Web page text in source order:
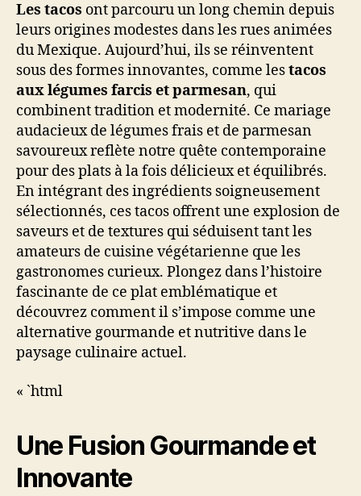
Les tacos ont parcouru un long chemin depuis
leurs origines modestes dans les rues animées
du Mexique. Aujourd’hui, ils se réinventent
sous des formes innovantes, comme lestacos
aux légumes farcis et parmesan, qui
combinent tradition et modernité. Ce mariage
audacieux de légumes frais et de parmesan
savoureux reflète notre quête contemporaine
pour des plats à la fois délicieux et équilibrés.
En intégrant des ingrédients soigneusement
sélectionnés, ces tacos offrent une explosion de
saveurs et de textures qui séduisent tant les
amateurs de cuisine végétarienne que les
gastronomes curieux. Plongez dans l’histoire
fascinante de ce plat emblématique et
découvrez comment il s’impose comme une
alternative gourmande et nutritive dans le
paysage culinaire actuel.
« `html
Une Fusion Gourmande et
Innovante